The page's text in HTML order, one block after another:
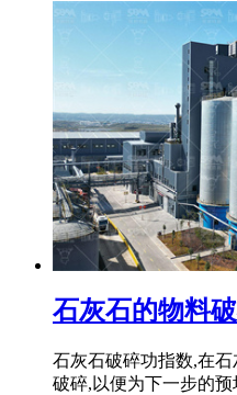
石灰石的物料
石灰石破碎功指数,在
破碎,以便为下一步的